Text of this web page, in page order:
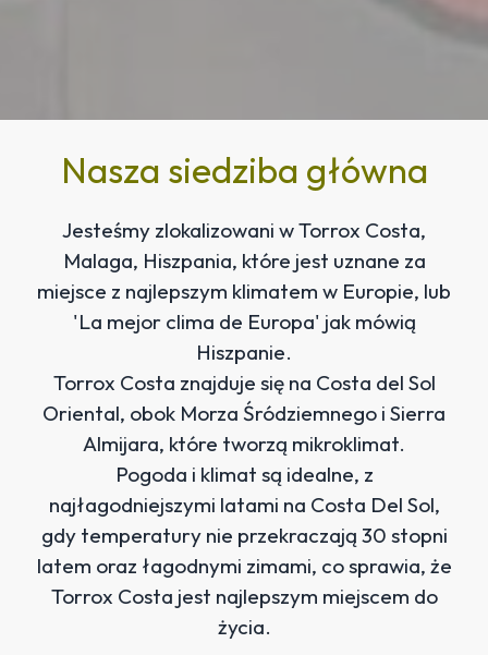
Nasza siedziba główna
Jesteśmy zlokalizowani w Torrox Costa,
Malaga, Hiszpania, które jest uznane za
miejsce z najlepszym klimatem w Europie, lub
'La mejor clima de Europa' jak mówią
Hiszpanie.
Torrox Costa znajduje się na Costa del Sol
Oriental, obok Morza Śródziemnego i Sierra
Almijara, które tworzą mikroklimat.
Pogoda i klimat są idealne, z
najłagodniejszymi latami na Costa Del Sol,
gdy temperatury nie przekraczają 30 stopni
latem oraz łagodnymi zimami, co sprawia, że
Torrox Costa jest najlepszym miejscem do
życia.